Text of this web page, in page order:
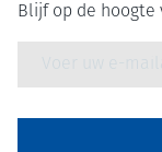
Blijf op de